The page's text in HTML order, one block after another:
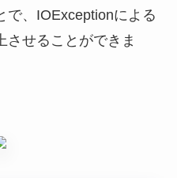
で、IOExceptionによる
させることができま